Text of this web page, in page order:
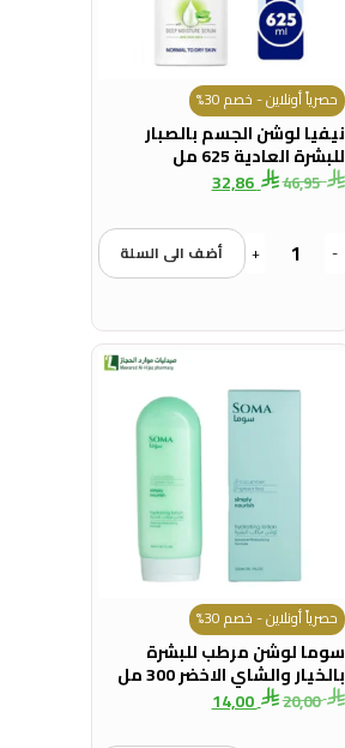
حصرياً أونلاين - خصم 30%
نيفيا لوشن الجسم بالصبار
للبشرة العادية 625 مل
46,95
32,86
-
+ أضف الى السلة
حصرياً أونلاين - خصم 30%
سوما لوشن مرطب للبشرة
بالخيار والشاي الاخضر 300 مل
20,00
14,00